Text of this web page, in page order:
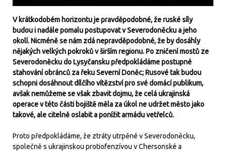
V krátkodobém horizontu je pravděpodobné, že ruské síly
budou i nadále pomalu postupovat v Severodoněcku a jeho
okolí. Nicméně se nám zdá nepravděpodobné, že by dosáhly
nějakých velkých pokroků v širším regionu. Po zničení mostů ze
Severodoněcku do Lysyčansku předpokládáme postupné
stahování obránců za řeku Severní Doněc; Rusové tak budou
schopni dosáhnout dílčího vítězství pro své domácí publikum,
avšak nemůžeme se však zbavit dojmu, že celá ukrajinská
operace v této části bojiště měla za úkol ne udržet město jako
takové, ale citelně oslabit a ponížit armádu vetřelců.
Proto předpokládáme, že ztráty utrpěné v Severodoněcku,
společně s ukrajinskou protiofenzívou v Chersonské a